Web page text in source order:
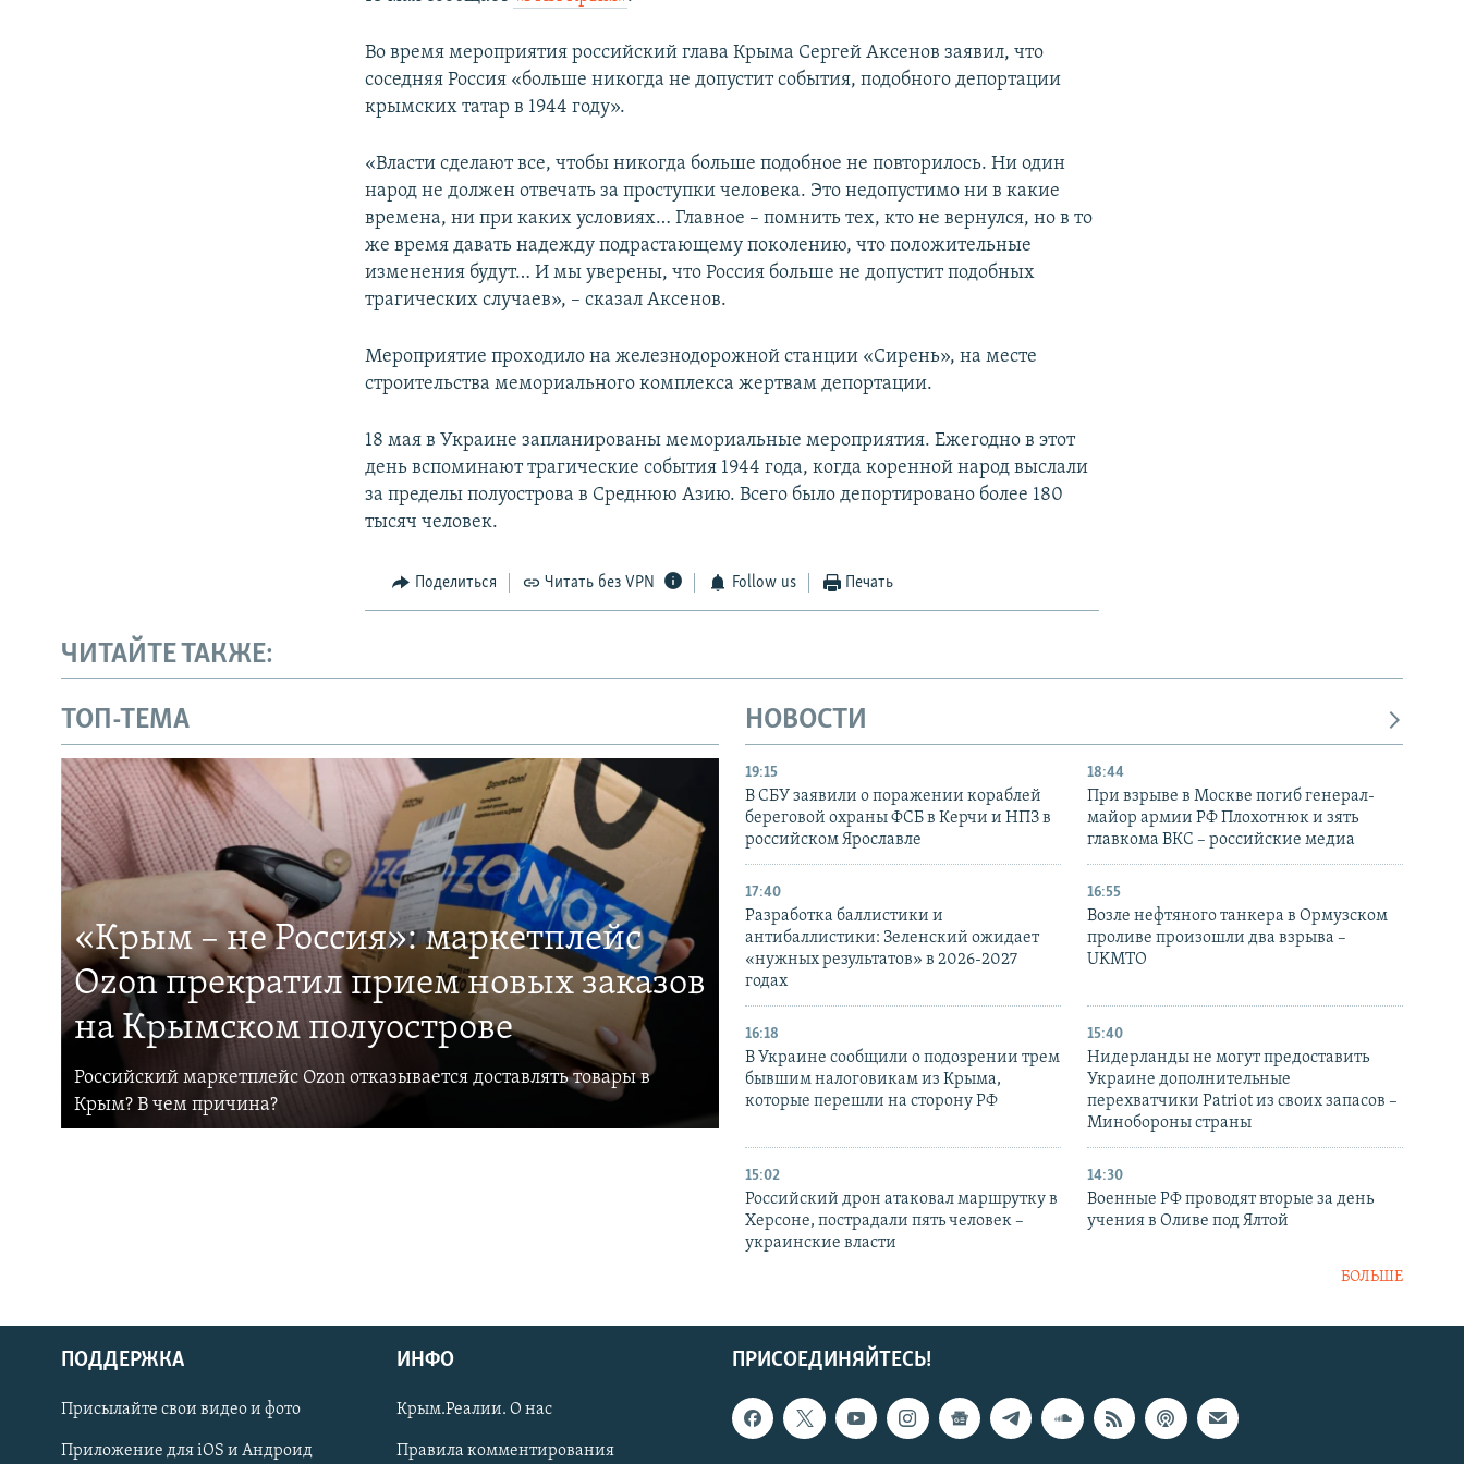
Українською
Qırımtatar
Во время мероприятия российский глава Крыма Сергей Аксенов заявил, что
соседняя Россия «больше никогда не допустит события, подобного депортации
крымских татар в 1944 году».
«Власти сделают все, чтобы никогда больше подобное не повторилось. Ни один
народ не должен отвечать за проступки человека. Это недопустимо ни в какие
времена, ни при каких условиях… Главное – помнить тех, кто не вернулся, но в то
же время давать надежду подрастающему поколению, что положительные
изменения будут… И мы уверены, что Россия больше не допустит подобных
трагических случаев», – сказал Аксенов.
Мероприятие проходило на железнодорожной станции «Сирень», на месте
строительства мемориального комплекса жертвам депортации.
18 мая в Украине запланированы мемориальные мероприятия. Ежегодно в этот
день вспоминают трагические события 1944 года, когда коренной народ выслали
за пределы полуострова в Среднюю Азию. Всего было депортировано более 180
тысяч человек.
Поделиться Читать без VPN Follow us Печать
ЧИТАЙТЕ ТАКЖЕ:
ТОП-ТЕМА
«Крым – не Россия»: маркетплейс
Ozon прекратил прием новых заказов
на Крымском полуострове
Российский маркетплейс Ozon отказывается доставлять товары в
Крым? В чем причина?
НОВОСТИ
19:15
В СБУ заявили о поражении кораблей
береговой охраны ФСБ в Керчи и НПЗ в
российском Ярославле
18:44
При взрыве в Москве погиб генерал-
майор армии РФ Плохотнюк и зять
главкома ВКС – российские медиа
17:40
Разработка баллистики и
антибаллистики: Зеленский ожидает
«нужных результатов» в 2026-2027
годах
16:55
Возле нефтяного танкера в Ормузском
проливе произошли два взрыва –
UKMTO
16:18
В Украине сообщили о подозрении трем
бывшим налоговикам из Крыма,
которые перешли на сторону РФ
15:40
Нидерланды не могут предоставить
Украине дополнительные
перехватчики Patriot из своих запасов –
Минобороны страны
15:02
Российский дрон атаковал маршрутку в
Херсоне, пострадали пять человек –
украинские власти
14:30
Военные РФ проводят вторые за день
учения в Оливе под Ялтой
БОЛЬШЕ
ПРИСОЕДИНЯЙТЕСЬ!
ПОДДЕРЖКА
Присылайте свои видео и фото
Приложение для iOS и Андроид
ИНФО
Крым.Реалии. О нас
Правила комментирования